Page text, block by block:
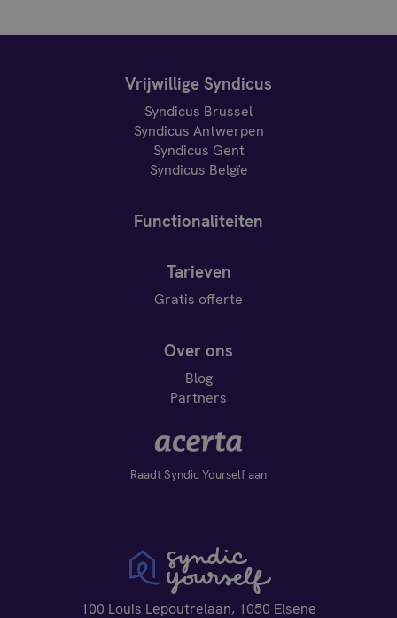
100 Louis Lepoutrelaan, 1050 Elsene
Vrijwillige Syndicus
Syndicus Brussel
Syndicus Antwerpen
Syndicus Gent
Syndicus Belgïe
Functionaliteiten
Tarieven
Gratis offerte
Over ons
Blog
Partners
Raadt Syndic Yourself aan